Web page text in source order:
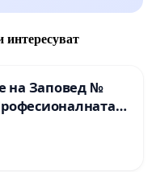
на Заповед №
в
по икономика и